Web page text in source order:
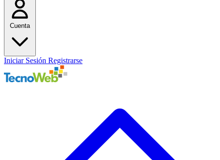
Cuenta
Iniciar Sesión Registrarse